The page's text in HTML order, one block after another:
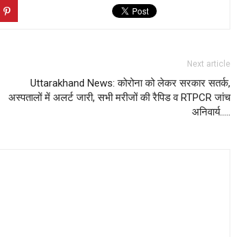
Next article
Uttarakhand News: कोरोना को लेकर सरकार सतर्क,
अस्पतालों में अलर्ट जारी, सभी मरीजों की रैपिड व RTPCR जांच
अनिवार्य…..